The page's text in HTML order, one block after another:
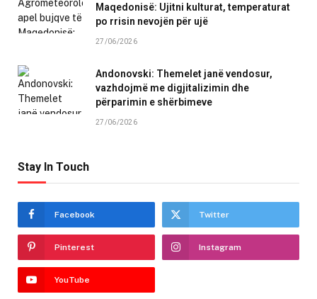
Maqedonisë: Ujitni kulturat, temperaturat
po rrisin nevojën për ujë
27/06/2026
Andonovski: Themelet janë vendosur,
vazhdojmë me digjitalizimin dhe
përparimin e shërbimeve
27/06/2026
Stay In Touch
Facebook Twitter
Pinterest Instagram
YouTube